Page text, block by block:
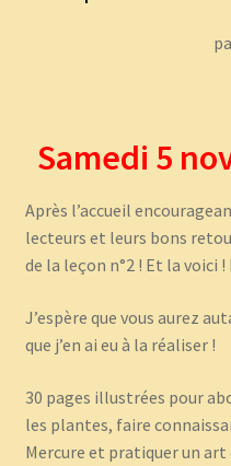
Samedi 5
Après l’accueil
lecteurs et leurs bons
de la leçon n°2 ! Et la voici
J’espère que vous aurez
que j’en ai eu à la réaliser !
30 pages illustrées pour
les plantes, faire
Mercure et pratiquer un